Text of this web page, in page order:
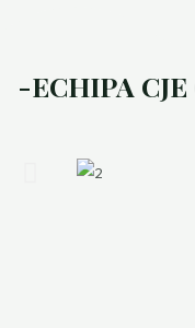
-ECHIPA